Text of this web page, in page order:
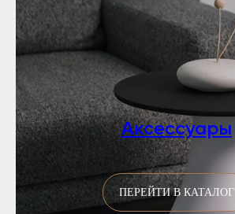
Аксессуары
ПЕРЕЙТИ В КАТАЛОГ